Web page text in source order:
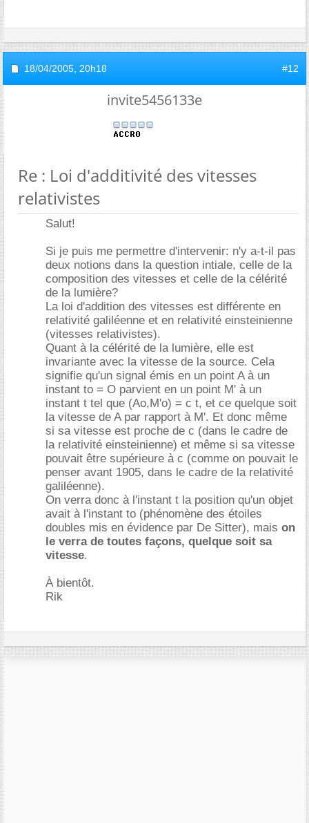
18/04/2005, 20h18 #12
invite5456133e
Re : Loi d'additivité des vitesses
relativistes
Salut!
Si je puis me permettre d'intervenir: n'y a-t-il pas
deux notions dans la question intiale, celle de la
composition des vitesses et celle de la célérité
de la lumière?
La loi d'addition des vitesses est différente en
relativité galiléenne et en relativité einsteinienne
(vitesses relativistes).
Quant à la célérité de la lumière, elle est
invariante avec la vitesse de la source. Cela
signifie qu'un signal émis en un point A à un
instant to = O parvient en un point M' à un
instant t tel que (Ao,M'o) = c t, et ce quelque soit
la vitesse de A par rapport à M'. Et donc même
si sa vitesse est proche de c (dans le cadre de
la relativité einsteinienne) et même si sa vitesse
pouvait être supérieure à c (comme on pouvait le
penser avant 1905, dans le cadre de la relativité
galiléenne).
On verra donc à l'instant t la position qu'un objet
avait à l'instant to (phénomène des étoiles
doubles mis en évidence par De Sitter), mais on
le verra de toutes façons, quelque soit sa
vitesse.
À bientôt.
Rik